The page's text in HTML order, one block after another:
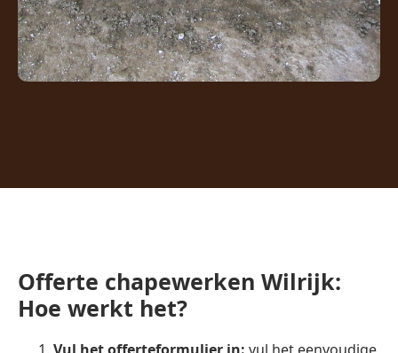
Offerte chapewerken Wilrijk:
Hoe werkt het?
Vul het offerteformulier in: vul het eenvoudige